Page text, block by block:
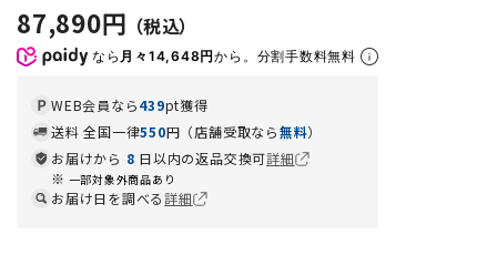
87,890円
なら 月々14,648円から。分割手数料無料
WEB会員なら439pt獲得
送料 全国一律550円（店舗受取なら無料）
お届けから 8 日以内の返品交換可詳細
一部対象外商品あり
お届け日を調べる詳細